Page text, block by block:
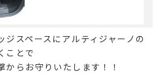
ジスペースにアルティジャーノの
ことで
らお守りいたします！！